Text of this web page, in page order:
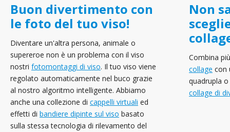
Buon divertimento con
le foto del tuo viso!
Diventare un'altra persona, animale o
supereroe non è un problema con il viso
nostri fotomontaggi di viso. Il tuo viso viene
regolato automaticamente nel buco grazie
al nostro algoritmo intelligente. Abbiamo
anche una collezione di cappelli virtuali ed
effetti di bandiere dipinte sul viso basato
sulla stessa tecnologia di rilevamento del
Non
Combina
collage con
quadrupla
collage di